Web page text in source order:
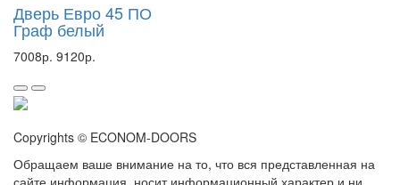
Дверь Евро 45 ПО
Граф белый
7008р. 9120р.
Copyrights © ECONOM-DOORS
Обращаем ваше внимание на то, что вся представленная на